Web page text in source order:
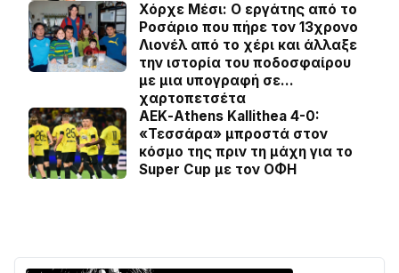
Χόρχε Μέσι: Ο εργάτης από το
Ροσάριο που πήρε τον 13χρονο
Λιονέλ από το χέρι και άλλαξε
την ιστορία του ποδοσφαίρου
με μια υπογραφή σε…
χαρτοπετσέτα
ΑΕΚ-Athens Kallithea 4-0:
«Τεσσάρα» μπροστά στον
κόσμο της πριν τη μάχη για το
Super Cup με τον ΟΦΗ